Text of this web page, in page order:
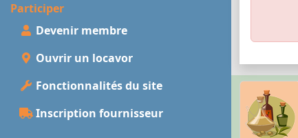
Participer
Devenir membre
Ouvrir un locavor
Fonctionnalités du site
Inscription fournisseur